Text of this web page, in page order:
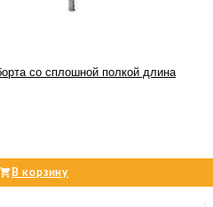
со сплошной полкой длина
В корзину